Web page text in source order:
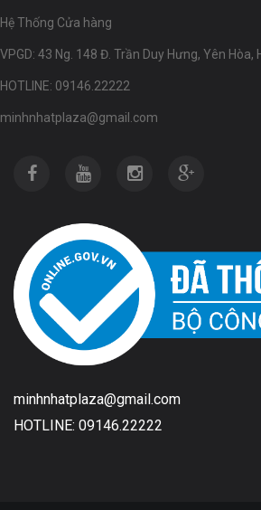
Hệ Thống Cửa hàng
VPGD: 43 Ng. 148 Đ. Trần Duy Hưng, Yên Hòa,
HOTLINE: 09146.22222
minhnhatplaza@gmail.com
minhnhatplaza@gmail.com
HOTLINE: 09146.22222